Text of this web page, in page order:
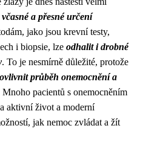
včasné a přesné určení
jako jsou krevní testy,
i biopsie, lze odhalit i drobné
. To je nesmírně důležité, protože
průběh onemocnění a
Mnoho pacientů s onemocněním
aktivní život a moderní
jak nemoc zvládat a žít